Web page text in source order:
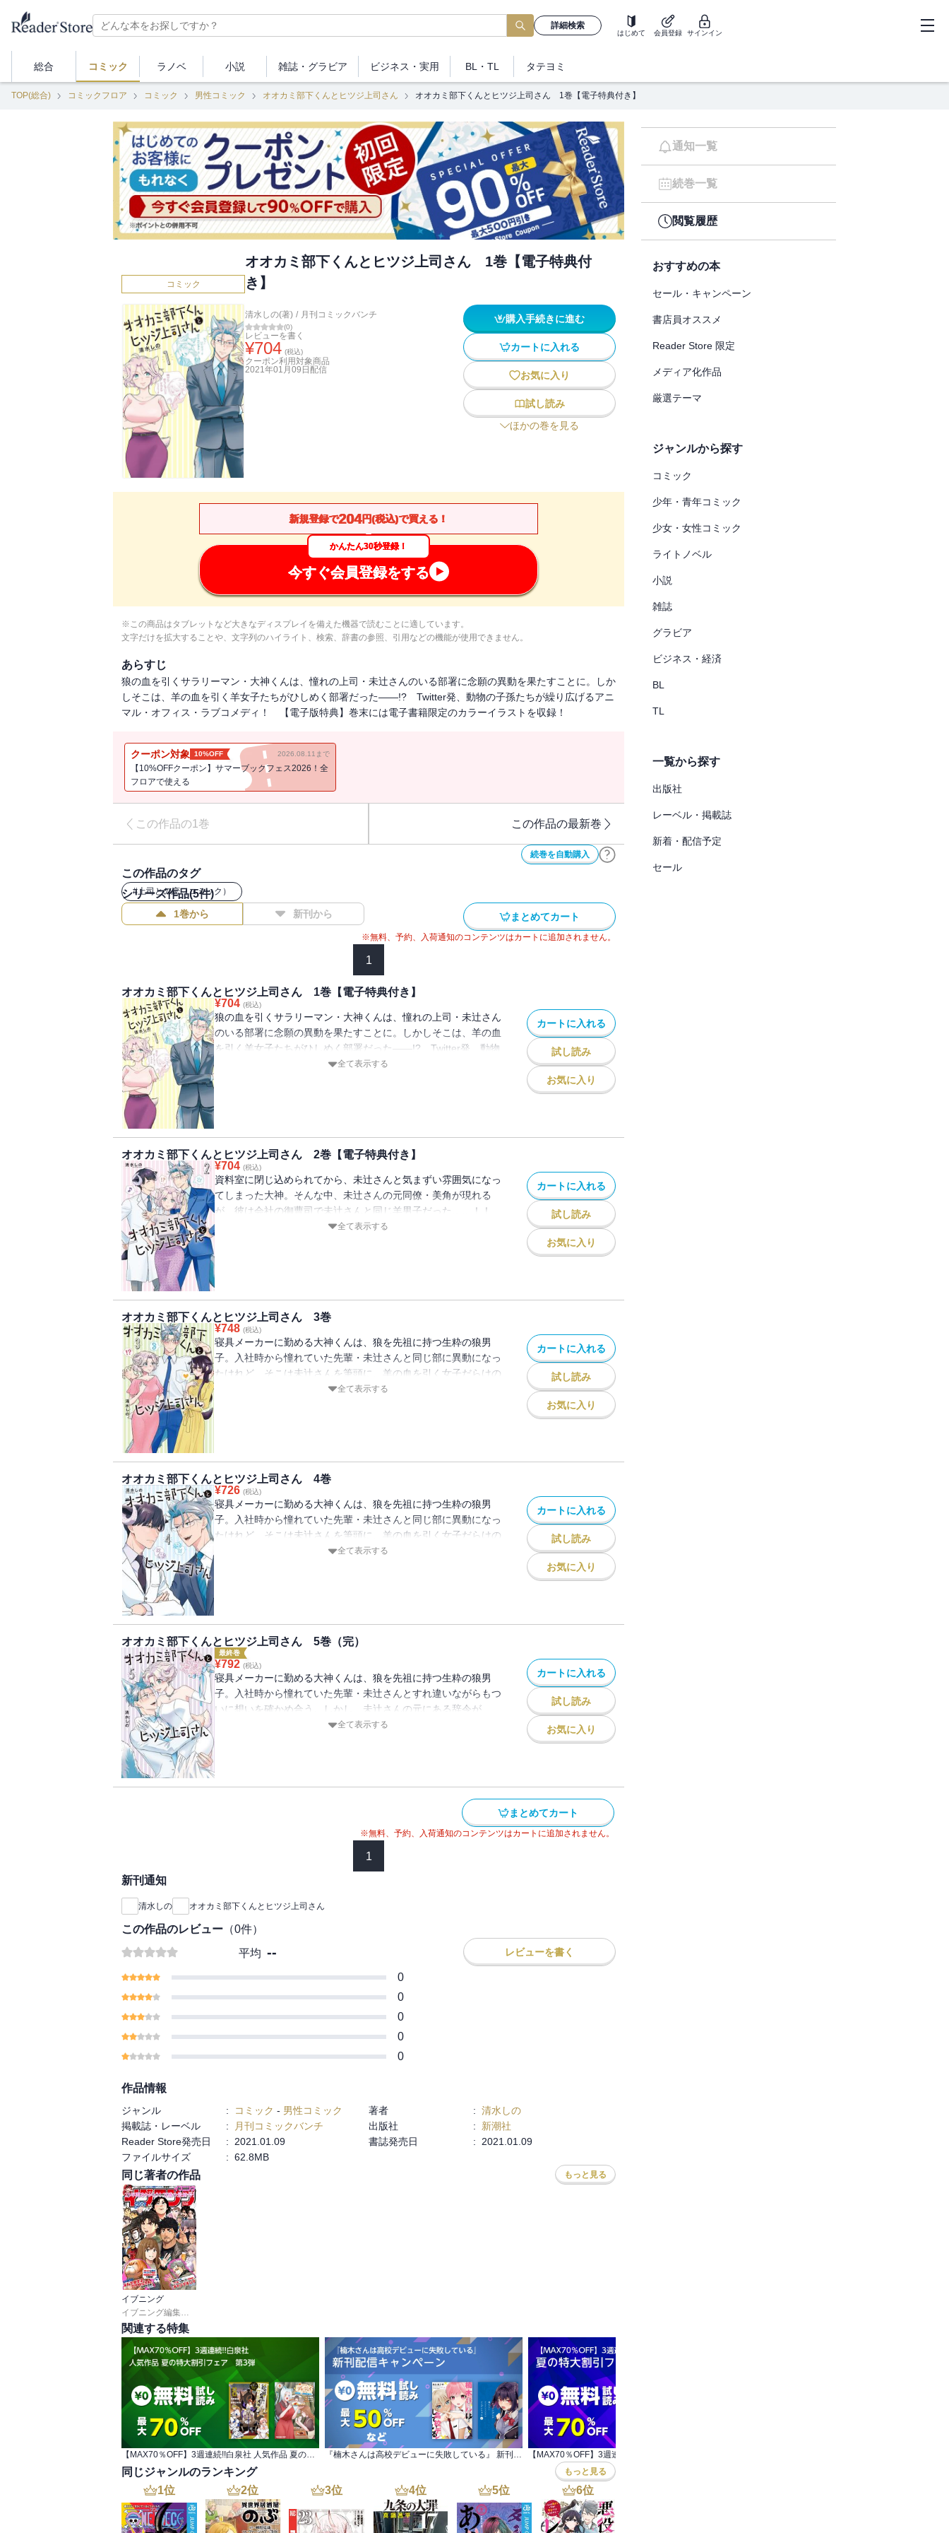
詳細検索
はじめて 会員登録 サインイン
総合 コミック ラノベ 小説 雑誌・ グラビア ビジネス ・実用 BL・TL タテヨミ
TOP(総合) コミックフロア コミック 男性コミック オオカミ部下くんとヒツジ上司さん オオカミ部下くんとヒツジ上司さん 1巻【電子特典付き】
コミック
オオカミ部下くんとヒツジ上司さん 1巻【電子特典付
き】
清水しの(著) / 月刊コミックバンチ
(0)
レビューを書く
¥704 (税込)
クーポン利用対象商品
2021年01月09日 配信
購入手続きに進む
カートに入れる
お気に入り
試し読み
ほかの巻を見る
新規登録で204円(税込)で買える！
かんたん30秒登録！
今すぐ会員登録をする
※この商品はタブレットなど大きなディスプレイを備えた機器で読むことに適しています。
文字だけを拡大することや、文字列のハイライト、検索、辞書の参照、引用などの機能が使用できません。
あらすじ
狼の血を引くサラリーマン・大神くんは、憧れの上司・未辻さんのいる部署に念願の異動を果たすことに。しか
しそこは、羊の血を引く羊女子たちがひしめく部署だった――!? Twitter発、動物の子孫たちが繰り広げるアニ
マル・オフィス・ラブコメディ！ 【電子版特典】巻末には電子書籍限定のカラーイラストを収録！
クーポン対象 10%OFF 2026.08.11まで
【10%OFFクーポン】サマーブックフェス2026！全
フロアで使える
この作品の1巻 この作品の最新巻
続巻を自動購入
この作品のタグ
#上司との恋（コミック）
シリーズ作品(5件)
1巻から 新刊から まとめてカート
※無料、予約、入荷通知のコンテンツはカートに追加されません。
1
オオカミ部下くんとヒツジ上司さん 1巻【電子特典付き】
¥704 (税込)
狼の血を引くサラリーマン・大神くんは、憧れの上司・未辻さん
のいる部署に念願の異動を果たすことに。しかしそこは、羊の血
を引く羊女子たちがひしめく部署だった――!? Twitter発、動物
の子孫たちが繰り広げるアニマル・オフィス・ラブコメディ！
全て表示する
カートに入れる
試し読み
お気に入り
オオカミ部下くんとヒツジ上司さん 2巻【電子特典付き】
¥704 (税込)
資料室に閉じ込められてから、未辻さんと気まずい雰囲気になっ
てしまった大神。そんな中、未辻さんの元同僚・美角が現れる
が、彼は会社の御曹司で未辻さんと同じ羊男子だった……！！
【電子版特典】巻末には電子書籍限定のカラーイラストを収録！
全て表示する
カートに入れる
試し読み
お気に入り
オオカミ部下くんとヒツジ上司さん 3巻
¥748 (税込)
寝具メーカーに勤める大神くんは、狼を先祖に持つ生粋の狼男
子。入社時から憧れていた先輩・未辻さんと同じ部に異動になっ
たけれど、そこは未辻さんを筆頭に、羊の血を引く女子だらけの
部署で――!? エリート御曹司・美角が未辻さんに告白をし、さ
全て表示する
カートに入れる
試し読み
お気に入り
オオカミ部下くんとヒツジ上司さん 4巻
¥726 (税込)
寝具メーカーに勤める大神くんは、狼を先祖に持つ生粋の狼男
子。入社時から憧れていた先輩・未辻さんと同じ部に異動になっ
たけれど、そこは未辻さんを筆頭に、羊の血を引く女子だらけの
部署で――!? 未辻さんを慕うエリート御曹司・美角と、大神く
全て表示する
カートに入れる
試し読み
お気に入り
オオカミ部下くんとヒツジ上司さん 5巻（完）
最終巻
¥792 (税込)
寝具メーカーに勤める大神くんは、狼を先祖に持つ生粋の狼男
子。入社時から憧れていた先輩・未辻さんとすれ違いながらもつ
いに想いを確かめ合う。しかし、未辻さんの元にある辞令が
――!? 動物の子孫たちが繰り広げる、アニマル・オフィスラブ
全て表示する
カートに入れる
試し読み
お気に入り
まとめてカート
※無料、予約、入荷通知のコンテンツはカートに追加されません。
1
新刊通知
清水しの オオカミ部下くんとヒツジ上司さん
この作品のレビュー （0件）
平均 -- レビューを書く
0
0
0
0
0
作品情報
ジャンル : コミック - 男性コミック 著者 : 清水しの
掲載誌・レーベル
: 月刊コミックバンチ 出版社 :
新潮社
Reader Store発売日
: 2021.01.09 書誌発売日 :
2021.01.09
ファイルサイズ
: 62.8MB
同じ著者の作品 もっと見る
イブニング
イブニング編集部
関連する特集
【MAX70％OFF】3週連続!!白泉社 人気作品 夏の特大割引フェア 第3弾 『楠木さんは高校デビューに失敗している』 新刊配信キャンペーン
同じジャンルのランキング もっと見る
1位 2位 3位 4位 5位 6位
通知一覧
続巻一覧
閲覧履歴
おすすめの本
セール・キャンペーン
書店員オススメ
Reader Store 限定
メディア化作品
厳選テーマ
ジャンルから探す
コミック
少年・青年コミック
少女・女性コミック
ライトノベル
小説
雑誌
グラビア
ビジネス・経済
BL
TL
一覧から探す
出版社
レーベル・掲載誌
新着・配信予定
セール